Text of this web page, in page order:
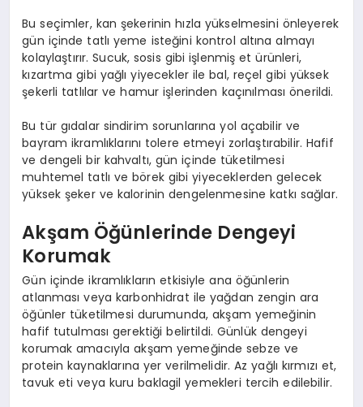
Bu seçimler, kan şekerinin hızla yükselmesini önleyerek
gün içinde tatlı yeme isteğini kontrol altına almayı
kolaylaştırır. Sucuk, sosis gibi işlenmiş et ürünleri,
kızartma gibi yağlı yiyecekler ile bal, reçel gibi yüksek
şekerli tatlılar ve hamur işlerinden kaçınılması önerildi.
Bu tür gıdalar sindirim sorunlarına yol açabilir ve
bayram ikramlıklarını tolere etmeyi zorlaştırabilir. Hafif
ve dengeli bir kahvaltı, gün içinde tüketilmesi
muhtemel tatlı ve börek gibi yiyeceklerden gelecek
yüksek şeker ve kalorinin dengelenmesine katkı sağlar.
Akşam Öğünlerinde Dengeyi
Korumak
Gün içinde ikramlıkların etkisiyle ana öğünlerin
atlanması veya karbonhidrat ile yağdan zengin ara
öğünler tüketilmesi durumunda, akşam yemeğinin
hafif tutulması gerektiği belirtildi. Günlük dengeyi
korumak amacıyla akşam yemeğinde sebze ve
protein kaynaklarına yer verilmelidir. Az yağlı kırmızı et,
tavuk eti veya kuru baklagil yemekleri tercih edilebilir.